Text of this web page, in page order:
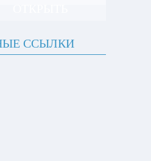
ССЫЛКИ